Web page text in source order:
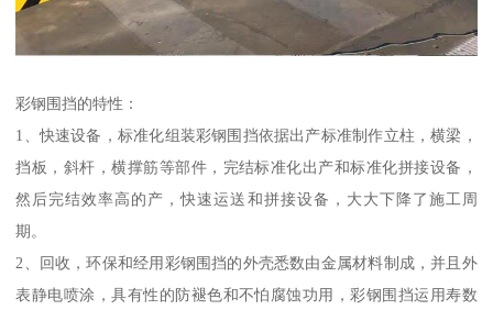
彩钢围挡的特性：
1、快速设备，标准化组装彩钢围挡依据出产标准制作立柱，横梁，
挡板，斜杆，横撑筋等部件，完结标准化出产和标准化拼接设备，
然后完结效率高的产，快速运送和拼接设备，大大下降了施工周
期。
2、回收，环保和经用彩钢围挡的外壳悉数由金属材料制成，并且外
表静电喷涂，具有性的防褪色和不怕腐蚀功用，彩钢围挡运用寿数